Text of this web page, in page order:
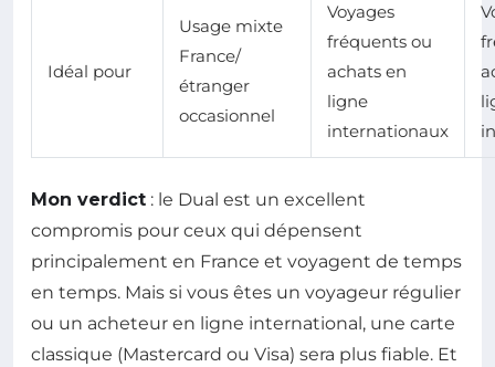
Idéal pour
Usage mixte
France/
étranger
occasionnel
Voyages
fréquents ou
achats en
ligne
internationaux
Mon verdict : le Dual est un excellent
compromis pour ceux qui dépensent
principalement en France et voyagent de temps
en temps. Mais si vous êtes un voyageur régulier
ou un acheteur en ligne international, une carte
classique (Mastercard ou Visa) sera plus fiable. Et